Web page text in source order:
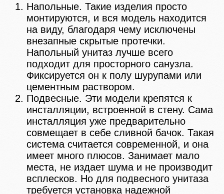
Напольные. Такие изделия просто
монтируются, и вся модель находится
на виду, благодаря чему исключены
внезапные скрытые протечки.
Напольный унитаз лучше всего
подходит для просторного санузла.
Фиксируется он к полу шурупами или
цементным раствором.
Подвесные. Эти модели крепятся к
инсталляции, встроенной в стену. Сама
инсталляция уже предварительно
совмещает в себе сливной бачок. Такая
система считается современной, и она
имеет много плюсов. Занимает мало
места, не издает шума и не производит
всплесков. Но для подвесного унитаза
требуется установка надежной